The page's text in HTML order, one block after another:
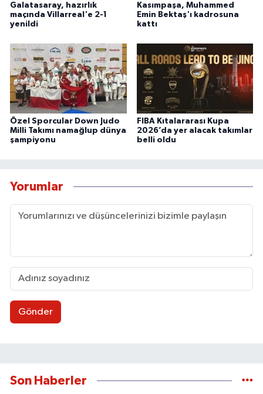
Galatasaray, hazırlık
maçında Villarreal'e 2-1
yenildi
Kasımpaşa, Muhammed
Emin Bektaş'ı kadrosuna
kattı
Özel Sporcular Down Judo
Milli Takımı namağlup dünya
şampiyonu
FIBA Kıtalararası Kupa
2026’da yer alacak takımlar
belli oldu
Yorumlar
Gönder
Son Haberler